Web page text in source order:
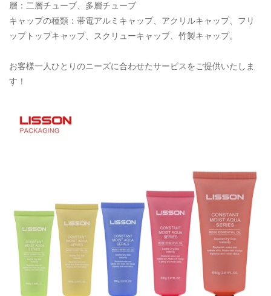
層：二層チューブ、多層チューブ
キャップの種類：帯電アルミキャップ、アクリルキャップ、フリ
ップトップキャップ、スクリューキャップ、竹製キャップ。
お客様一人ひとりのニーズに合わせたサービスをご提供いたしま
す！